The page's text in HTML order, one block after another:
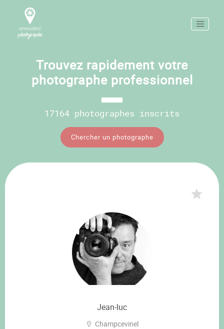
Trouvez rapidement votre
photographe professionnel
17164 photographes inscrits
Chercher un photographe
Jean-luc
Champcevinel